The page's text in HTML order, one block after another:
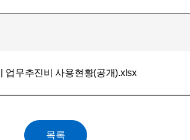
업무추진비 사용현황(공개).xlsx